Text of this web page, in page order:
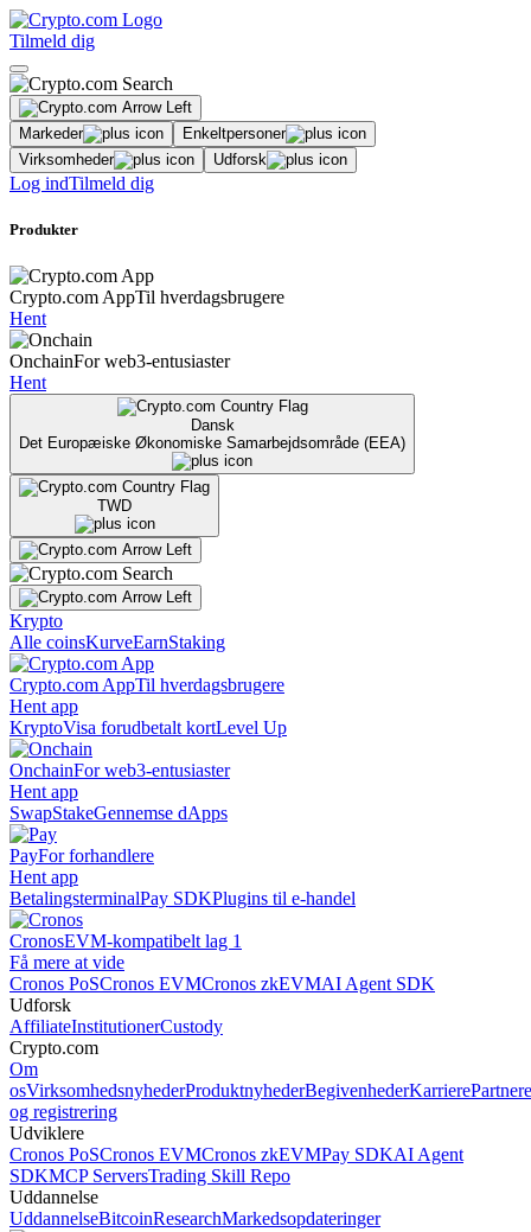
Tilmeld dig
Markeder
Enkeltpersoner
Virksomheder
Udforsk
Log indTilmeld dig
Produkter
Crypto.com AppTil hverdagsbrugere
Hent
OnchainFor web3-entusiaster
Hent
Dansk
Det Europæiske Økonomiske Samarbejdsområde (EEA)
TWD
Krypto
Alle coinsKurveEarnStaking
Crypto.com AppTil hverdagsbrugere
Hent app
KryptoVisa forudbetalt kortLevel Up
OnchainFor web3-entusiaster
Hent app
SwapStakeGennemse dApps
PayFor forhandlere
Hent app
BetalingsterminalPay SDKPlugins til e-handel
CronosEVM-kompatibelt lag 1
Få mere at vide
Cronos PoSCronos EVMCronos zkEVMAI Agent SDK
Udforsk
AffiliateInstitutionerCustody
Crypto.com
Om
osVirksomhedsnyhederProduktnyhederBegivenhederKarrierePartnere
og registrering
Udviklere
Cronos PoSCronos EVMCronos zkEVMPay SDKAI Agent
SDKMCP ServersTrading Skill Repo
Uddannelse
UddannelseBitcoinResearchMarkedsopdateringer